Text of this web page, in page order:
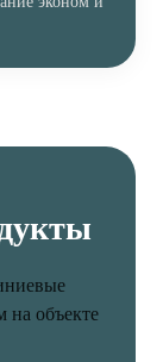
на объекте